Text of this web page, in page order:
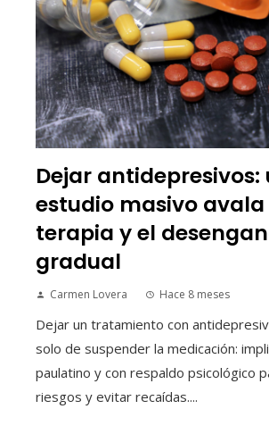
Dejar antidepresivos:
estudio masivo
terapia y el
gradual
Carmen Lovera Hace 8 meses
Dejar un tratamiento con
solo de suspender la medicación:
paulatino y con respaldo psicológico
riesgos y evitar recaídas....